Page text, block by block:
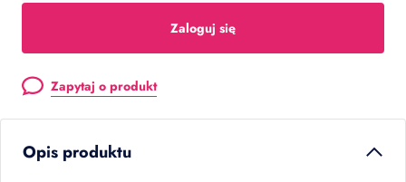
Zaloguj się
Zapytaj o produkt
Opis produktu